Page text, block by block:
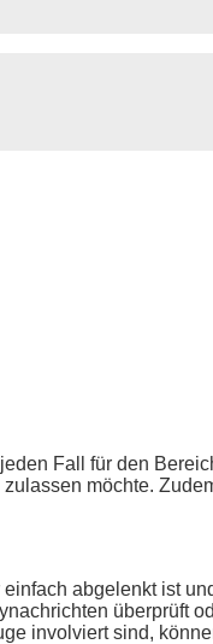
Fall für den
möchte.
abgelenkt ist
überprüft
involviert sind,